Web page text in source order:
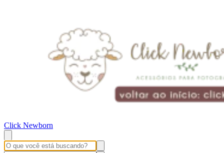
Click Newborn